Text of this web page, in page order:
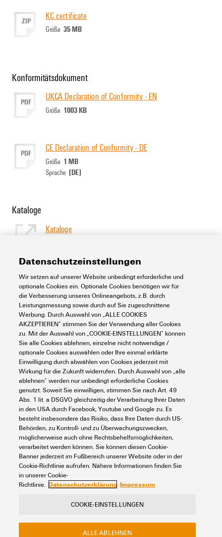
ZIP KC certificate
Größe 35 MB
Konformitätsdokument
PDF UKCA Declaration of Conformity - EN
Größe 1003 KB
PDF CE Declaration of Conformity - DE
Größe 1 MB
Sprache [DE]
Kataloge
Kataloge
Support Center
Support Center
Suchen Sie regelmäßig nach Downloads?
Besuchen Sie unser Support Center!
Leistungsstarke Suche - Dank einer optimierten Suchfunktion
finden Sie Ihre Antwort noch schneller in unserem Support
Center
Mehrere Dateien auf einmal herunterladen. Verwenden Sie die
Schnellspur, um z. B. mehrere Step-Dateien auf einmal
herunterzuladen
Markieren Sie bevorzugte Produkte und Dokumente, sehen Sie
sich Anwendungshinweise, Video-Tutorials und FAQs an,
erstellen Sie Serviceanfragen, ...
Über unseren eShop
Datenschutzeinstellungen
Wir setzen auf unserer Website unbedingt erforderliche und
optionale Cookies ein. Optionale Cookies benötigen wir für
die Verbesserung unseres Onlineangebots, z.B. durch
Leistungsmessung sowie durch auf Sie zugeschnittene
Werbung. Durch Auswahl von „ALLE COOKIES
AKZEPTIEREN“ stimmen Sie der Verwendung aller Cookies
zu. Mit der Auswahl von „COOKIE-EINSTELLUNGEN“ können
Sie alle Cookies ablehnen, einzelne nicht notwendige /
optionale Cookies auswählen oder Ihre einmal erklärte
Einwilligung durch abwählen von Cookies jederzeit mit
Wirkung für die Zukunft widerrufen. Durch Auswahl von „alle
ablehnen“ werden nur unbedingt erforderliche Cookies
genutzt. Soweit Sie einwilligen, stimmen Sie nach Art. 49
Abs. 1 lit. a DSGVO gleichzeitig der Verarbeitung Ihrer Daten
in den USA durch Facebook, Youtube und Google zu. Es
besteht insbesondere das Risiko, dass Ihre Daten durch US-
Behörden, zu Kontroll- und zu Überwachungszwecken,
möglicherweise auch ohne Rechtsbehelfsmöglichkeiten,
verarbeitet werden können. Sie können diesen Cookie-
Banner jederzeit im Fußbereich unserer Website oder in der
Cookie-Richtlinie aufrufen. Nähere Informationen finden Sie
in unserer Cookie-
Richtlinie. Datenschutzerklärung Impressum
COOKIE-EINSTELLUNGEN
ALLE ABLEHNEN